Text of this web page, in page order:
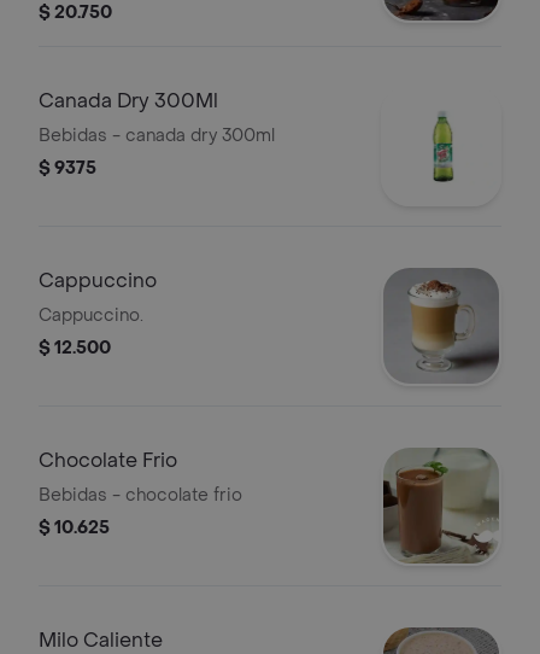
$ 20.750
Canada Dry 300Ml
Bebidas - canada dry 300ml
$ 9375
Cappuccino
Cappuccino.
$ 12.500
Chocolate Frio
Bebidas - chocolate frio
$ 10.625
Milo Caliente